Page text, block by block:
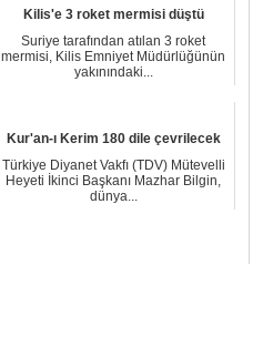
Kilis'e 3 roket mermisi düştü
Suriye tarafından atılan 3 roket
mermisi, Kilis Emniyet Müdürlüğünün
yakınındaki...
Kur'an-ı Kerim 180 dile çevrilecek
Türkiye Diyanet Vakfı (TDV) Mütevelli
Heyeti İkinci Başkanı Mazhar Bilgin,
dünya...